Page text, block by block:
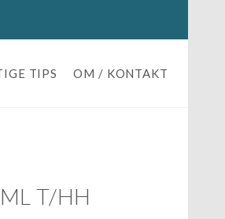
TIPS OM / KONTAKT
T/HH